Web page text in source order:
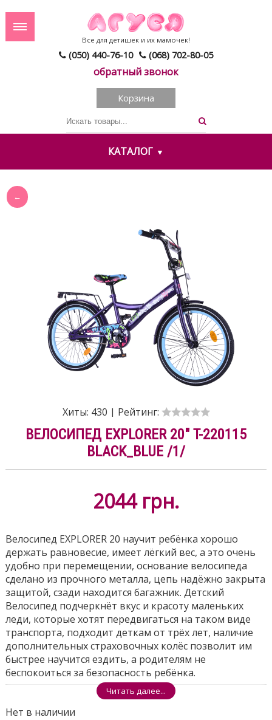
(050) 440-76-10 (068) 702-80-05
обратный звонок
Все для детишек и их мамочек!
Корзина
КАТАЛОГ
Хиты: 430 | Рейтинг:
ВЕЛОСИПЕД EXPLORER 20" T-220115
BLACK_BLUE /1/
2044 грн.
Велосипед EXPLORER 20 научит ребёнка хорошо
держать равновесие, имеет лёгкий вес, а это очень
удобно при перемещении, основание велосипеда
сделано из прочного металла, цепь надёжно закрыта
защитой, сзади находится багажник. Детский
Велосипед подчеркнёт вкус и красоту маленьких
леди, которые хотят передвигаться на таком виде
транспорта, подходит деткам от трёх лет, наличие
дополнительных страховочных колёс позволит им
быстрее научится ездить, а родителям не
беспокоиться за безопасность ребёнка.
Размеры ящика - 86*51*17см
Поделиться
Читать далее...
Нет в наличии